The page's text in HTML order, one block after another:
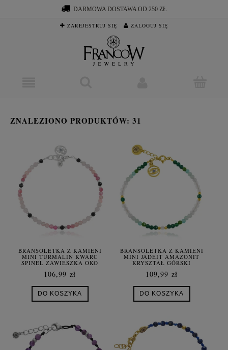
DARMOWA DOSTAWA OD 250 ZŁ
ZAREJESTRUJ SIĘ ZALOGUJ SIĘ
ZNALEZIONO PRODUKTÓW: 31
BRANSOLETKA Z KAMIENI
MINI TURMALIN KWARC
SPINEL ZAWIESZKA OKO
106,99 zł
DO KOSZYKA
BRANSOLETKA Z KAMIENI
MINI JADEIT AMAZONIT
KRYSZTAŁ GÓRSKI
SREBRO POZŁACANE
109,99 zł
DO KOSZYKA